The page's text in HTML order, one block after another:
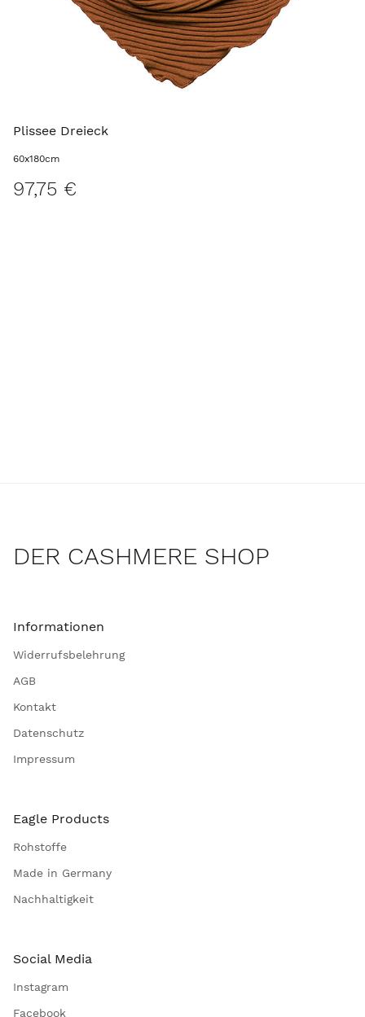
Plissee Dreieck
60x180cm
97,75 €
DER CASHMERE SHOP
Informationen
Widerrufsbelehrung
AGB
Kontakt
Datenschutz
Impressum
Eagle Products
Rohstoffe
Made in Germany
Nachhaltigkeit
Social Media
Instagram
Facebook